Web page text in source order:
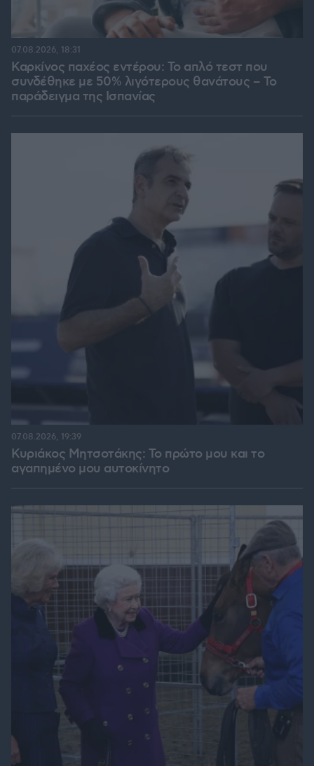
Καρκίνος παχέος εντέρου: Το απλό τεστ που
συνδέθηκε με 50% λιγότερους θανάτους – Το
παράδειγμα της Ισπανίας
07.08.2026, 18:31
Κυριάκος Μητσοτάκης: Το πρώτο μου και το
αγαπημένο μου αυτοκίνητο
07.08.2026, 19:39